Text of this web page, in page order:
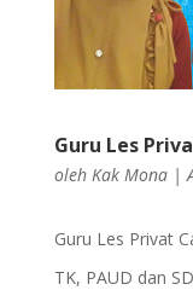
Guru Les
oleh Kak Mona|
Guru Les Privat
TK, PAUD dan